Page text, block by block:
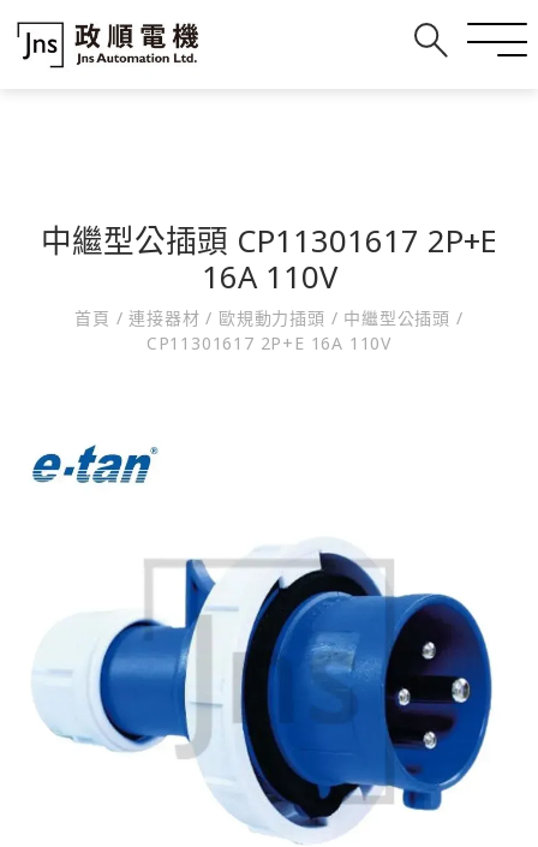
中繼型公插頭 CP11301617 2P+E
16A 110V
首頁 / 連接器材/ 歐規動力插頭 / 中繼型公插頭 /
CP11301617 2P+E 16A 110V